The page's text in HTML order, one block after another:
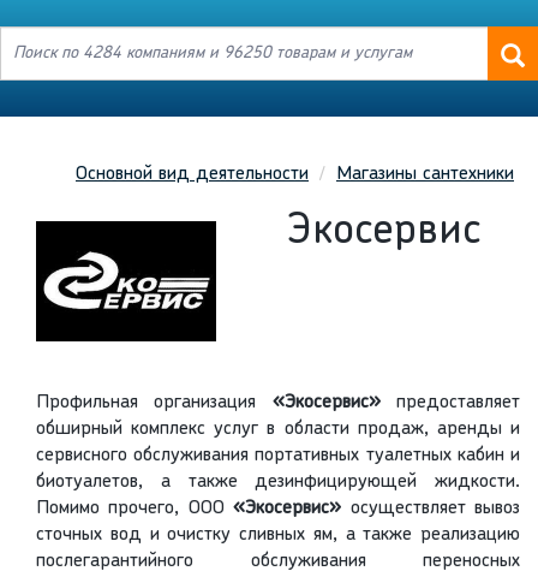
Основной вид деятельности Магазины сантехники
Экосервис
Профильная организация «Экосервис»предоставляет
обширный комплекс услуг в области продаж, аренды и
сервисного обслуживания портативных туалетных кабин и
биотуалетов, а также дезинфицирующей жидкости.
Помимо прочего, ООО«Экосервис» осуществляет вывоз
сточных вод и очистку сливных ям, а также реализацию
послегарантийного обслуживания переносных